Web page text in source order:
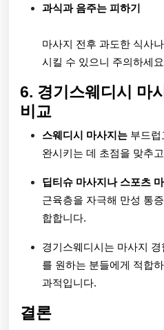
과식과 음주는 피하기
마사지 전후 과도한 식사
시킬 수 있으니 주의하세
6. 경기스웨디시 마
비교
스웨디시 마사지는 부드럽
완시키는 데 초점을 맞추
딥티슈 마사지나 스포츠
근육층을 자극해 만성 통
합합니다.
경기스웨디시는 마사지
를 원하는 분들에게 적합
과적입니다.
결론